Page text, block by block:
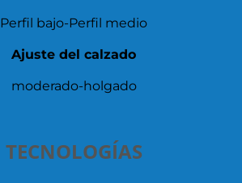
Perfil bajo-Perfil medio
Ajuste del calzado
moderado-holgado
TECNOLOGÍAS